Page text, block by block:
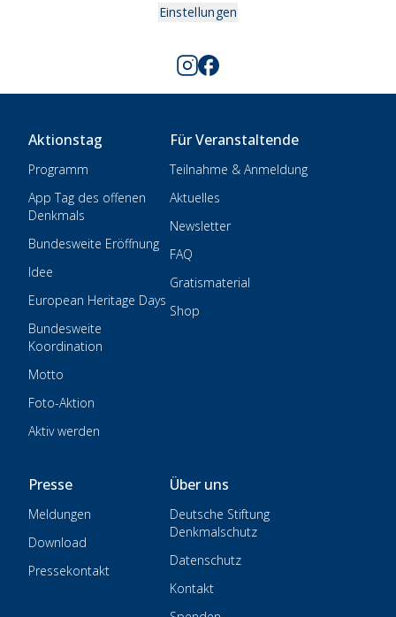
Einstellungen
Aktionstag
Programm
App Tag des offenen
Denkmals
Bundesweite Eröffnung
Idee
European Heritage Days
Bundesweite
Koordination
Motto
Foto-Aktion
Aktiv werden
Für Veranstaltende
Teilnahme & Anmeldung
Aktuelles
Newsletter
FAQ
Gratismaterial
Shop
Presse
Meldungen
Download
Pressekontakt
Über uns
Deutsche Stiftung
Denkmalschutz
Datenschutz
Kontakt